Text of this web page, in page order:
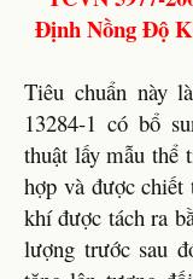
Định Nồng Độ
Tiêu chuẩn này
13284-1 có bổ
thuật lấy mẫu thể
hợp và được
khí được tách ra
lượng trước sau